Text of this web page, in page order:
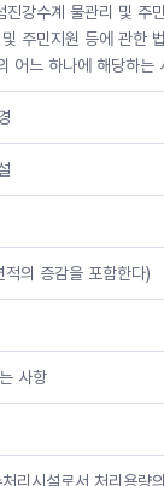
진강수계 물관리 및 주
주민지원 등에 관한 법
어느 하나에 해당하는
의 증감을 포함한다)
사항
리시설로서 처리용량